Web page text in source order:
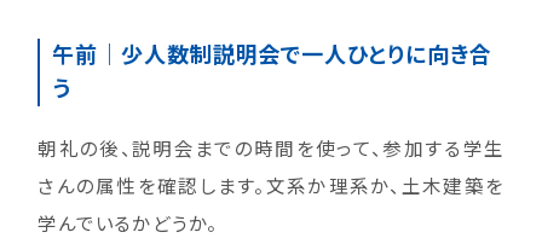
午前｜少人数制説明会で一人ひとりに向き合
う
朝礼の後、説明会までの時間を使って、参加する学生
さんの属性を確認します。文系か理系か、土木建築を
学んでいるかどうか。